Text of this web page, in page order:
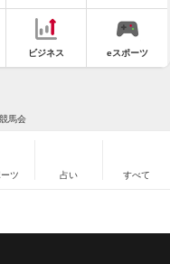
ビジネス eスポーツ
馬会
ツ 占い すべて